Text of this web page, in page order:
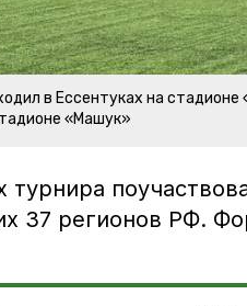
в Ессентуках на стадионе
«Машук»
турнира
37 регионов РФ.